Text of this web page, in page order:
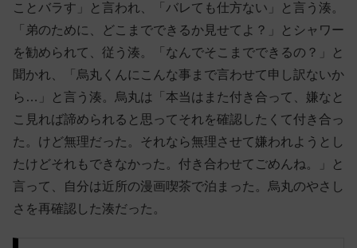
ことバラす」と言われ、「バレても仕方ない」と言う湊。
「弟のために、どこまでできるか見せてよ？」とシャワー
を勧められて、従う湊。「なんでそこまでできるの？」と
聞かれ、「烏丸くんにこんな事まで言わせて申し訳ないか
ら…」と言う湊。烏丸は「本当はまた付き合って、嫌なと
こ見れば諦められると思ってそれを確認したくて付き合っ
た。けど無理だった。それなら無理させて嫌われようとし
たけどそれもできなかった。付き合わせてごめんね。」と
言って、自分は近所の漫画喫茶で泊まった。烏丸のやさし
さを再確認した湊だった。